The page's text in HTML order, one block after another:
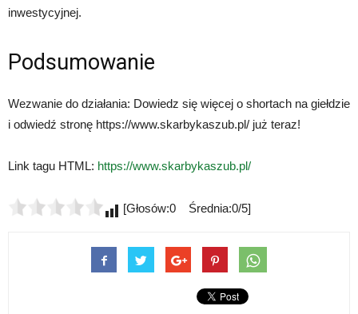
inwestycyjnej.
Podsumowanie
Wezwanie do działania: Dowiedz się więcej o shortach na giełdzie
i odwiedź stronę https://www.skarbykaszub.pl/ już teraz!
Link tagu HTML: https://www.skarbykaszub.pl/
[Głosów:0 Średnia:0/5]